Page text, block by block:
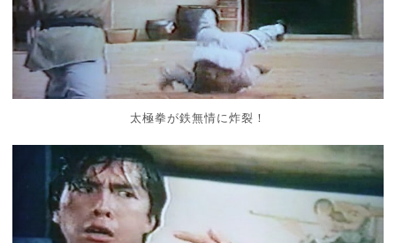
太極拳が鉄無情に炸裂！